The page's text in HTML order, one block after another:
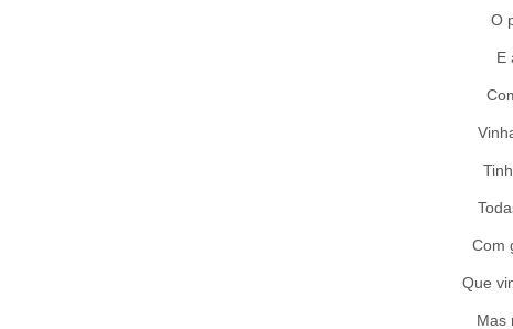
O
E
Com
Que
Mas